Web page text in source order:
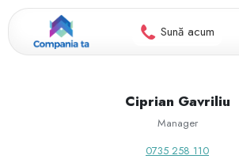
Sună acum
Ciprian Gavriliu
Manager
‭0735 258 110‬